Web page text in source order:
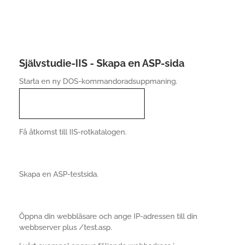
Självstudie-IIS - Skapa en ASP-sida
Starta en ny DOS-kommandoradsuppmaning.
Få åtkomst till IIS-rotkatalogen.
Skapa en ASP-testsida.
Öppna din webbläsare och ange IP-adressen till din
webbserver plus /test.asp.